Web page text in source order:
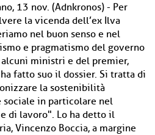
13 nov. (Adnkronos) - Per
la vicenda dell’ex Ilva
nel buon senso e nel
e pragmatismo del governo
ministri e del premier,
fatto suo il dossier. Si tratta di
la sostenibilità
sociale in particolare nel
di lavoro". Lo ha detto il
Vincenzo Boccia, a margine